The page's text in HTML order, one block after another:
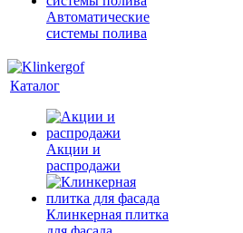
Автоматические
системы полива
Каталог
Акции и
распродажи
Клинкерная плитка